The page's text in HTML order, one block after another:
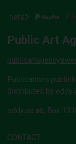
Public Art
Publications
distributed by
eddy.se ab, Box
CONTACT